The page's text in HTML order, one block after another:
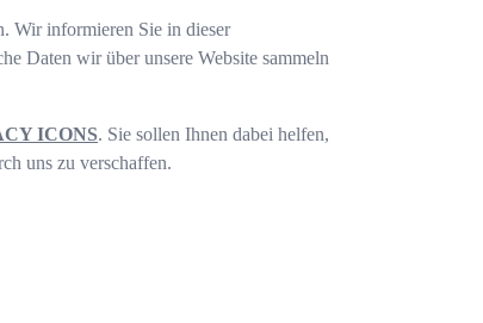
Wir informieren Sie in dieser
Daten wir über unsere Website sammeln
ICONS. Sie sollen Ihnen dabei helfen,
uns zu verschaffen.